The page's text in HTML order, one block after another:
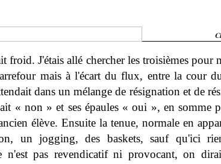
froid. J'étais allé chercher les troisièmes pour
mais à l'écart du flux, entre la cour
dans un mélange de résignation et de
« non » et ses épaules « oui », en somme
élève. Ensuite la tenue, normale en
un jogging, des baskets, sauf qu'ici
n'est pas revendicatif ni provocant, on